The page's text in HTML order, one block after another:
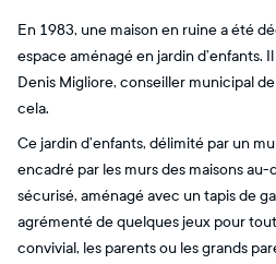
En 1983, une maison en ruine a été
espace aménagé en jardin d’enfants.
Denis Migliore, conseiller municipal
cela.
Ce jardin d’enfants, délimité par un
encadré par les murs des maisons au-
sécurisé, aménagé avec un tapis de
agrémenté de quelques jeux pour
convivial, les parents ou les grands